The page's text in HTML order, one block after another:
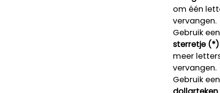
om één
vervangen.
Gebruik een
sterretje (*)
meer
vervangen.
Gebruik een